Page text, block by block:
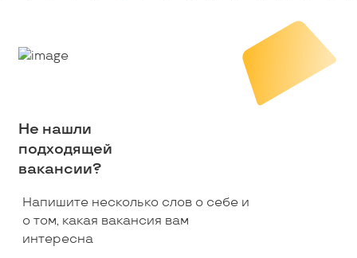
Не нашли
подходящей
вакансии?
Напишите несколько слов о себе и
о том, какая вакансия вам
интересна